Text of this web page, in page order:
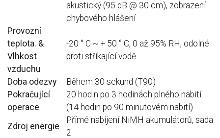
akustický (95 dB @ 30 cm), zobrazení
chybového hlášení
Provozní
teplota. &
Vlhkost
vzduchu
-20 ° C ~ + 50 ° C, 0 až 95% RH, odolné
proti stříkající vodě
Doba odezvy
Během 30 sekund (T90)
Pokračující
operace
20 hodin po 3 hodinách plného nabití
(14 hodin po 90 minutovém nabití)
Zdroj energie
Přímé nabíjení NiMH akumulátorů, sada
2